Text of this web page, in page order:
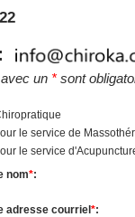
un *sont
le service de
le service
adresse courriel *:
nom*: